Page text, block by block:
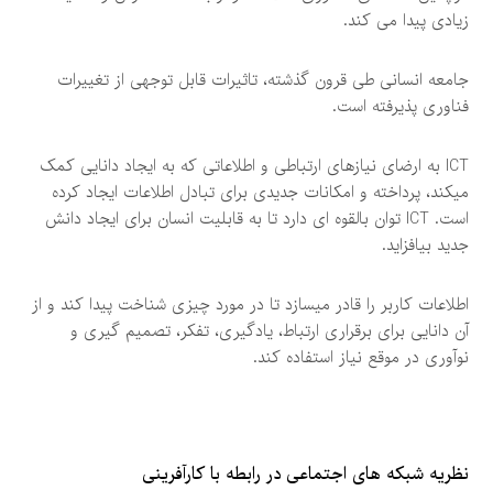
زیادی پیدا می کند.
جامعه انسانی طی قرون گذشته، تاثیرات قابل توجهی از تغییرات
فناوری پذیرفته است.
ICT به ارضای نیازهای ارتباطی و اطلاعاتی که به ایجاد دانایی کمک
میکند، پرداخته و امکانات جدیدی برای تبادل اطلاعات ایجاد کرده
است. ICT توان بالقوه ای دارد تا به قابلیت انسان برای ایجاد دانش
جدید بیافزاید.
اطلاعات کاربر را قادر میسازد تا در مورد چیزی شناخت پیدا کند و از
آن دانایی برای برقراری ارتباط، یادگیری، تفکر، تصمیم گیری و
نوآوری در موقع نیاز استفاده کند.
نظریه شبکه های اجتماعی در رابطه با کارآفرینی